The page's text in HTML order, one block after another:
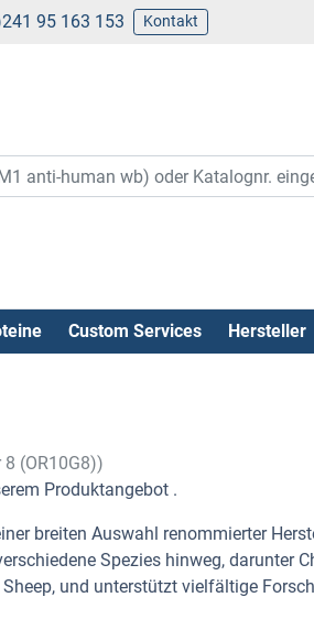
95 163 153 Kontakt
Custom Services Hersteller
(OR10G8))
Produktangebot .
breiten Auswahl renommierter
Spezies hinweg, darunter
und unterstützt vielfältige